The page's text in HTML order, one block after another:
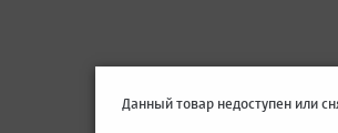
Данный товар недоступен или